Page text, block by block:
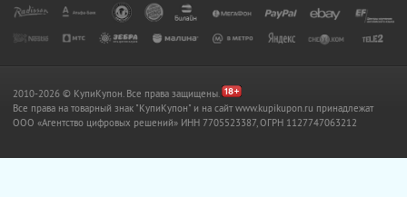
2010-2026 © КупиКупон. Все права защищены.
Все права на товарный знак "КупиКупон" и на сайт www.kupikupon.ru принадлежат
OOO «Агентство цифровых решений» ИНН 7705523387, ОГРН 1127747063212